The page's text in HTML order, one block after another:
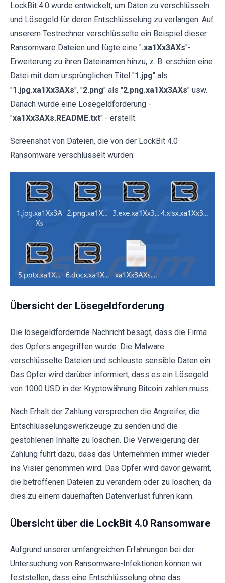
LockBit 4.0 wurde entwickelt, um Daten zu verschlüsseln
und Lösegeld für deren Entschlüsselung zu verlangen. Auf
unserem Testrechner verschlüsselte ein Beispiel dieser
Ransomware Dateien und fügte eine ".xa1Xx3AXs"-
Erweiterung zu ihren Dateinamen hinzu, z. B. erschien eine
Datei mit dem ursprünglichen Titel "1.jpg" als
"1.jpg.xa1Xx3AXs", "2.png" als "2.png.xa1Xx3AXs" usw.
Danach wurde eine Lösegeldforderung -
"xa1Xx3AXs.README.txt" - erstellt.
Screenshot von Dateien, die von der LockBit 4.0
Ransomware verschlüsselt wurden:
Übersicht der Lösegeldforderung
Die lösegeldfordernde Nachricht besagt, dass die Firma
des Opfers angegriffen wurde. Die Malware
verschlüsselte Dateien und schleuste sensible Daten ein.
Das Opfer wird darüber informiert, dass es ein Lösegeld
von 1000 USD in der Kryptowährung Bitcoin zahlen muss.
Nach Erhalt der Zahlung versprechen die Angreifer, die
Entschlüsselungswerkzeuge zu senden und die
gestohlenen Inhalte zu löschen. Die Verweigerung der
Zahlung führt dazu, dass das Unternehmen immer wieder
ins Visier genommen wird. Das Opfer wird davor gewarnt,
die betroffenen Dateien zu verändern oder zu löschen, da
dies zu einem dauerhaften Datenverlust führen kann.
Übersicht über die LockBit 4.0 Ransomware
Aufgrund unserer umfangreichen Erfahrungen bei der
Untersuchung von Ransomware-Infektionen können wir
feststellen, dass eine Entschlüsselung ohne das